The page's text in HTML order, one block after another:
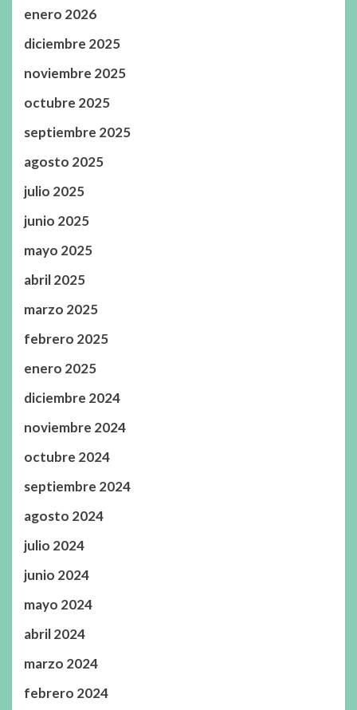
enero 2026
diciembre 2025
noviembre 2025
octubre 2025
septiembre 2025
agosto 2025
julio 2025
junio 2025
mayo 2025
abril 2025
marzo 2025
febrero 2025
enero 2025
diciembre 2024
noviembre 2024
octubre 2024
septiembre 2024
agosto 2024
julio 2024
junio 2024
mayo 2024
abril 2024
marzo 2024
febrero 2024